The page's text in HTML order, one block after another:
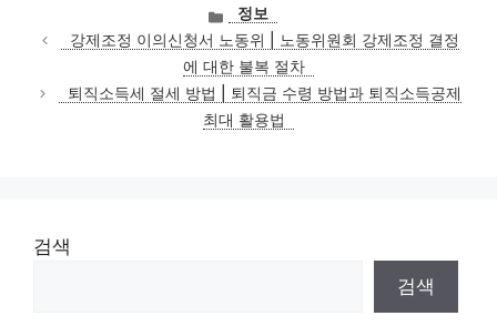
카
테
고
리
정보
강제조정 이의신청서 노동위 | 노동위원회 강제조정 결정
에 대한 불복 절차
퇴직소득세 절세 방법 | 퇴직금 수령 방법과 퇴직소득공제
최대 활용법
검색
검색